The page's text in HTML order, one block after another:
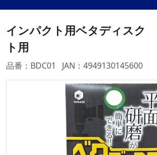
インパクト用ベタディスク
ト用
品番：BDC01 JAN：4949130145600